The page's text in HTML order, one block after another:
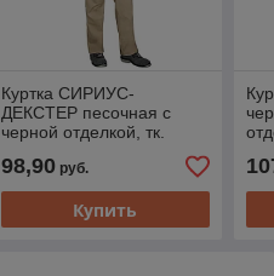
Куртка СИРИУС-
ДЕКСТЕР песочная с
черной отделкой, тк.
98,90руб.
Купить